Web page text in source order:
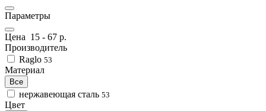
Параметры
Цена 15 - 67 р.
Производитель
Raglo 53
Материал
Все
нержавеющая сталь 53
Цвет